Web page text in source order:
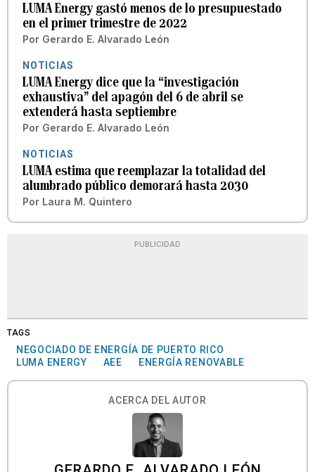
LUMA Energy gastó menos de lo presupuestado
en el primer trimestre de 2022
Por Gerardo E. Alvarado León
NOTICIAS
LUMA Energy dice que la “investigación
exhaustiva” del apagón del 6 de abril se
extenderá hasta septiembre
Por Gerardo E. Alvarado León
NOTICIAS
LUMA estima que reemplazar la totalidad del
alumbrado público demorará hasta 2030
Por Laura M. Quintero
PUBLICIDAD
TAGS
NEGOCIADO DE ENERGÍA DE PUERTO RICO
LUMA ENERGY
AEE ENERGÍA RENOVABLE
ACERCA DEL AUTOR